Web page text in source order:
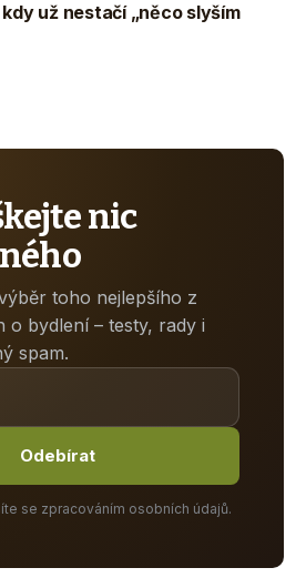
už nestačí „něco slyším
nic
toho nejlepšího z
o bydlení – testy, rady i
spam.
Odebírat
se zpracováním osobních údajů.